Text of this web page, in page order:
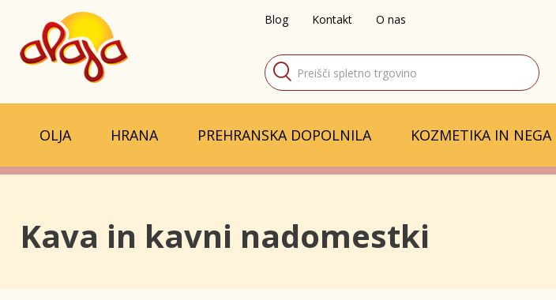
Blog Kontakt O nas
Products
search
OLJA HRANA PREHRANSKA DOPOLNILA KOZMETIKA IN NEGA
Kava in kavni nadomestki